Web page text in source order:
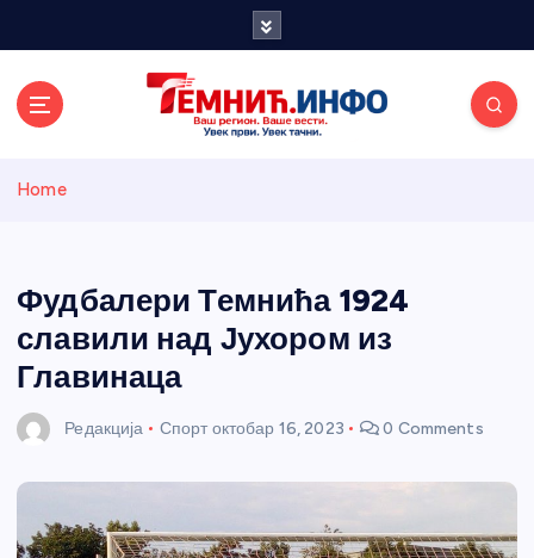
и портал
Home
Фудбалери Темнића 1924
славили над Јухором из
Главинаца
Редакција Спорт октобар 16, 2023 0 Comments